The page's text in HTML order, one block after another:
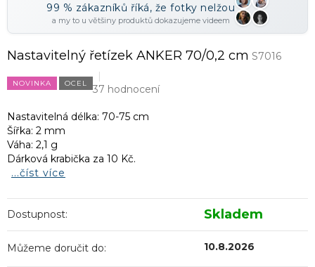
99 % zákazníků říká, že fotky nelžou
a my to u většiny produktů dokazujeme videem
Nastavitelný řetízek ANKER 70/0,2 cm S7016
NOVINKA OCEL 37 hodnocení
Nastavitelná délka: 70-75 cm
Šířka: 2 mm
Váha: 2,1 g
Dárková krabička za 10 Kč.
...číst více
Dostupnost: Skladem
Můžeme doručit do: 10.8.2026